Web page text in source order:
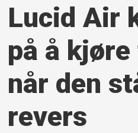
Lucid Air
på å
når den
revers